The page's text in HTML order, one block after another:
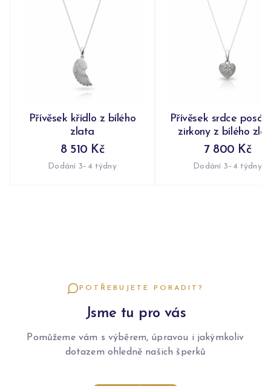
Přívěsek křídlo z bílého
zlata
8 510 Kč
Dodání 3–4 týdny
Přívěsek srdce
zirkony z bílého
7 800 Kč
Dodání 3–4 týdny
POTŘEBUJETE PORADIT?
Jsme tu pro vás
Pomůžeme vám s výběrem, úpravou i jakýmkoliv
dotazem ohledně našich šperků